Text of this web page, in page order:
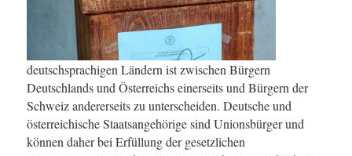
deutschsprachigen Ländern ist zwischen Bürgern
Deutschlands und Österreichs einerseits und Bürgern der
Schweiz andererseits zu unterscheiden. Deutsche und
österreichische Staatsangehörige sind Unionsbürger und
können daher bei Erfüllung der gesetzlichen